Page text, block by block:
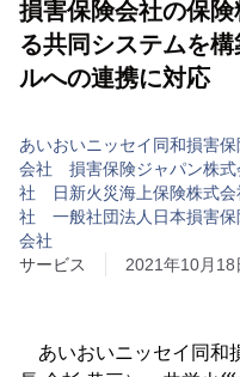
損害保険会社の保
る共同システムを
ルへの連携に対応
あいおいニッセイ同和損害
会社 損害保険ジャパン株
社 日新火災海上保険株式
社 一般社団法人日本損害
会社
サービス
2021年10月18
あいおいニッセイ同和